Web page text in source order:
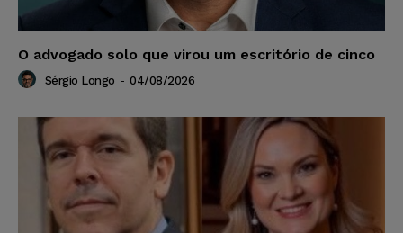
O advogado solo que virou um escritório de cinco
Sérgio Longo - 04/08/2026